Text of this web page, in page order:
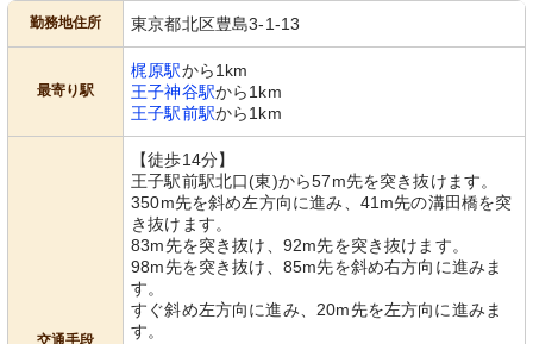
勤務地住所 東京都北区豊島3-1-13
最寄り駅
梶原駅から1km
王子神谷駅から1km
王子駅前駅から1km
交通手段
【徒歩14分】
王子駅前駅北口(東)から57m先を突き抜けます。
350m先を斜め左方向に進み、41m先の溝田橋を突
き抜けます。
83m先を突き抜け、92m先を突き抜けます。
98m先を突き抜け、85m先を斜め右方向に進みま
す。
すぐ斜め左方向に進み、20m先を左方向に進みま
す。